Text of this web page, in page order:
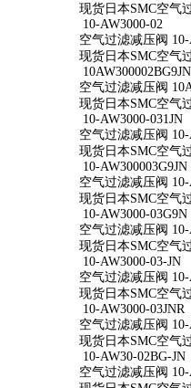
现货日本SMC空气
10-AW3000-02
空气过滤减压阀 10-
现货日本SMC空气
10AW300002BG9JN
空气过滤减压阀
现货日本SMC空气
10-AW3000-031JN
空气过滤减压阀 10-
现货日本SMC空气
10-AW300003G9JN
空气过滤减压阀 10-
现货日本SMC空气
10-AW3000-03G9N
空气过滤减压阀 10-
现货日本SMC空气
10-AW3000-03-JN
空气过滤减压阀 10-
现货日本SMC空气
10-AW3000-03JNR
空气过滤减压阀 10-
现货日本SMC空气
10-AW30-02BG-JN
空气过滤减压阀 10-